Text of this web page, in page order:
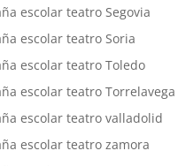
escolar teatro Segovia
escolar teatro Soria
escolar teatro Toledo
escolar teatro Torrelavega
escolar teatro valladolid
escolar teatro zamora